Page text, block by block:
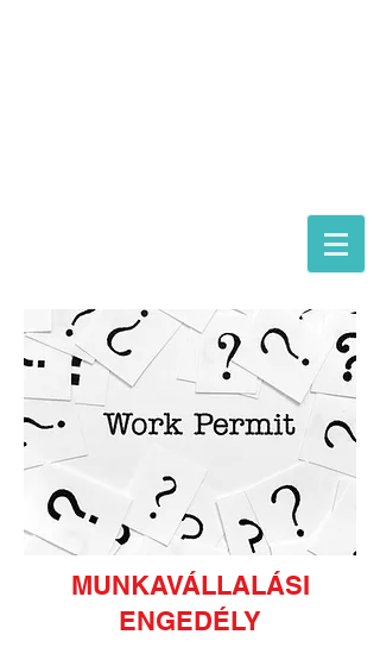
MUNKAVÁLLALÁSI
ENGEDÉLY